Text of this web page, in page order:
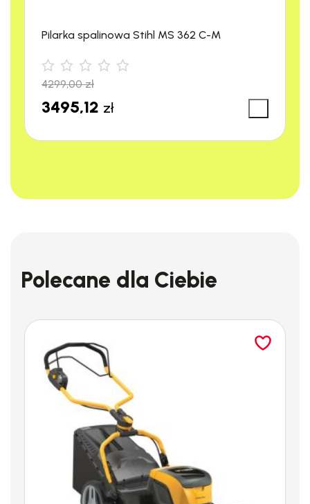
POJEMNY KOSZ
Narzędzie zostało wyposażone w
zanieczyszczeniao pojemności 50 l
, co bardzo znacząco
podnosi komfort pracy
REGULOWANE SZCZOTKI
Pilarka spalinowa Stihl MS 362 C-M
4299,00zł
3495,12 zł
Polecane dla Ciebie